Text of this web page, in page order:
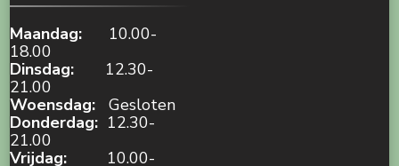
Maandag: 10.00-
18.00
Dinsdag: 12.30-
21.00
Woensdag:Gesloten
Donderdag: 12.30-
21.00
Vrijdag: 10.00-